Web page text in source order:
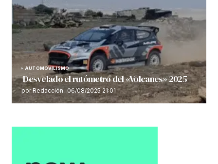
AUTOMOVILISMO
Desvelado el rutómetro del «Volcanes» 2025
por Redacción 06/08/2025 21:01